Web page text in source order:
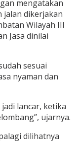
mengatakan
jalan dikerjakan
Wilayah III
Jasa dinilai
sesuai
nyaman dan
lancar, ketika
ujarnya.
dilihatnya